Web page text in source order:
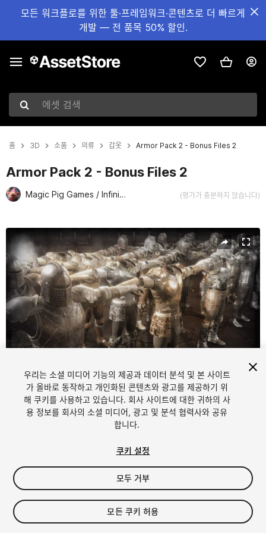
모든 워크플로를 위한 툴·프레임워크·콘텐츠로 더 빠르게
개발 — 전 품목 50% 할인.
에셋 검색
홈 3D 소품 의류 갑옷 Armor Pack 2 - Bonus Files 2
Armor Pack 2 - Bonus Files 2
Magic Pig Games / Infinity PBR (평가가 충분하지 않습니다)
현재 슬라이드: 1 / 1
1/1
$50
세금/부가세는 결제 시 반영됩니다.
우리는 소셜 미디어 기능의 제공과 데이터 분석 및 본 사이트
가 올바로 동작하고 개인화된 콘텐츠와 광고를 제공하기 위
해 쿠키를 사용하고 있습니다. 회사 사이트에 대한 귀하의 사
용 정보를 회사의 소셜 미디어, 광고 및 분석 협력사와 공유
합니다.
쿠키 설정
모두 거부
모든 쿠키 허용